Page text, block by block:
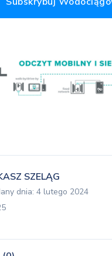
SZELĄG
dnia: 4 lutego 2024